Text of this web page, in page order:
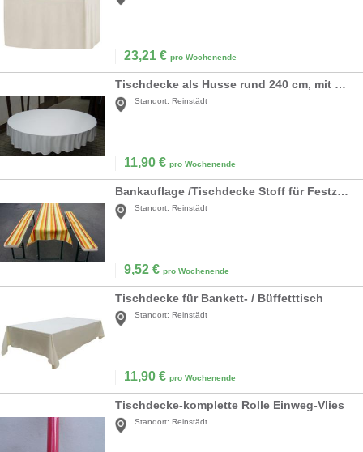
23,21 € pro Wochenende
Tischdecke als Husse rund 240 cm, mit Überhang
Standort: Reinstädt
11,90 € pro Wochenende
Bankauflage /Tischdecke Stoff für Festzeltgarnitur
Standort: Reinstädt
9,52 € pro Wochenende
Tischdecke für Bankett- / Büffetttisch
Standort: Reinstädt
11,90 € pro Wochenende
Tischdecke-komplette Rolle Einweg-Vlies
Standort: Reinstädt